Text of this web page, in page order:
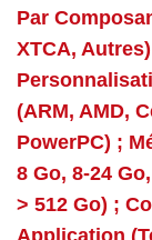
Par
XTCA,
(ARM, AMD,
PowerPC) ;
8 Go, 8-24
> 512 Go) ;
Application